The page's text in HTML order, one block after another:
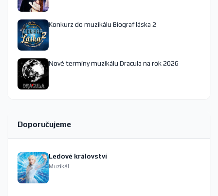
Konkurz do muzikálu Biograf láska 2
Nové termíny muzikálu Dracula na rok 2026
Doporučujeme
Ledové království
Muzikál